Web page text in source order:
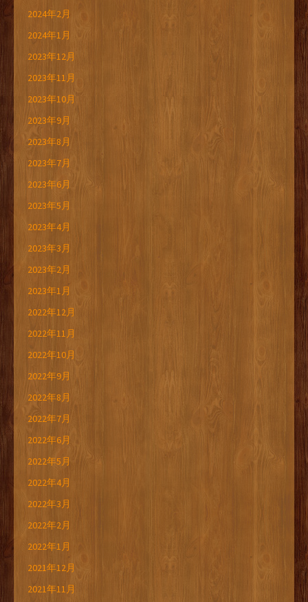
2024年2月
2024年1月
2023年12月
2023年11月
2023年10月
2023年9月
2023年8月
2023年7月
2023年6月
2023年5月
2023年4月
2023年3月
2023年2月
2023年1月
2022年12月
2022年11月
2022年10月
2022年9月
2022年8月
2022年7月
2022年6月
2022年5月
2022年4月
2022年3月
2022年2月
2022年1月
2021年12月
2021年11月